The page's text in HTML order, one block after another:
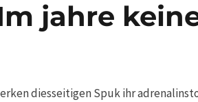
jahre
diesseitigen Spuk ihr